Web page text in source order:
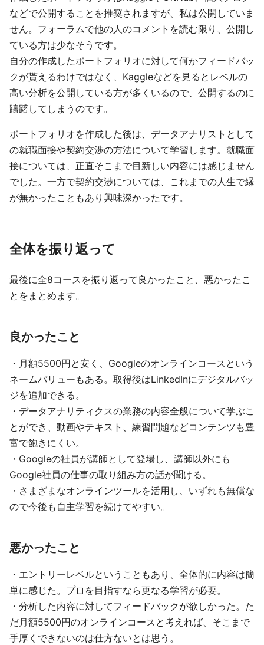
などで公開することを推奨されますが、私は公開していま
せん。フォーラムで他の人のコメントを読む限り、公開し
ている方は少なそうです。
自分の作成したポートフォリオに対して何かフィードバッ
クが貰えるわけではなく、Kaggleなどを見るとレベルの
高い分析を公開している方が多くいるので、公開するのに
躊躇してしまうのです。
ポートフォリオを作成した後は、データアナリストとして
の就職面接や契約交渉の方法について学習します。就職面
接については、正直そこまで目新しい内容には感じません
でした。一方で契約交渉については、これまでの人生で縁
が無かったこともあり興味深かったです。
全体を振り返って
最後に全8コースを振り返って良かったこと、悪かったこ
とをまとめます。
良かったこと
・月額5500円と安く、Googleのオンラインコースという
ネームバリューもある。取得後はLinkedInにデジタルバッ
ジを追加できる。
・データアナリティクスの業務の内容全般について学ぶこ
とができ、動画やテキスト、練習問題などコンテンツも豊
富で飽きにくい。
・Googleの社員が講師として登場し、講師以外にも
Google社員の仕事の取り組み方の話が聞ける。
・さまざまなオンラインツールを活用し、いずれも無償な
ので今後も自主学習を続けてやすい。
悪かったこと
・エントリーレベルということもあり、全体的に内容は簡
単に感じた。プロを目指すなら更なる学習が必要。
・分析した内容に対してフィードバックが欲しかった。た
だ月額5500円のオンラインコースと考えれば、そこまで
手厚くできないのは仕方ないとは思う。